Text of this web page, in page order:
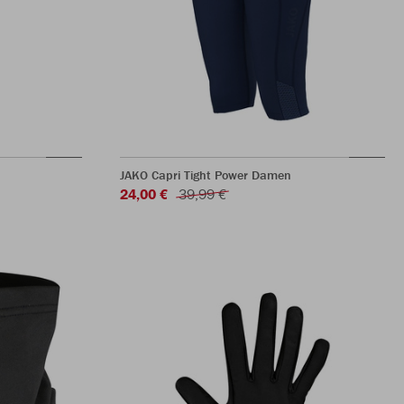
JAKO Capri Tight Power Damen
24,00 € 39,99 €